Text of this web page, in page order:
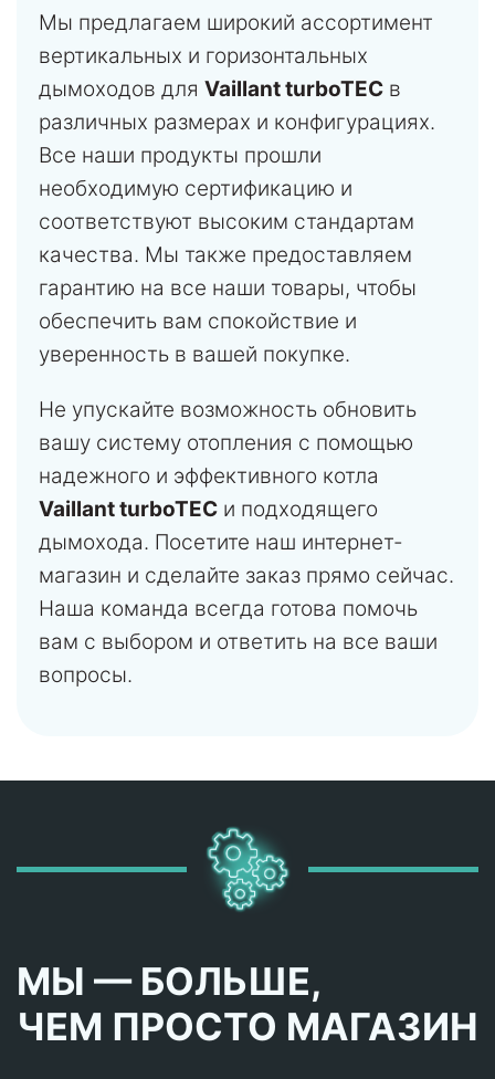
Мы предлагаем широкий ассортимент
вертикальных и горизонтальных
дымоходов для Vaillant turboTEC в
различных размерах и конфигурациях.
Все наши продукты прошли
необходимую сертификацию и
соответствуют высоким стандартам
качества. Мы также предоставляем
гарантию на все наши товары, чтобы
обеспечить вам спокойствие и
уверенность в вашей покупке.
Не упускайте возможность обновить
вашу систему отопления с помощью
надежного и эффективного котла
Vaillant turboTEC и подходящего
дымохода. Посетите наш интернет-
магазин и сделайте заказ прямо сейчас.
Наша команда всегда готова помочь
вам с выбором и ответить на все ваши
вопросы.
МЫ — БОЛЬШЕ,
ЧЕМ ПРОСТО МАГАЗИН